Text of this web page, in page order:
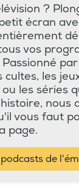
?
écran
vos
cultes, les
les séries
nous
vous faut
page.
de